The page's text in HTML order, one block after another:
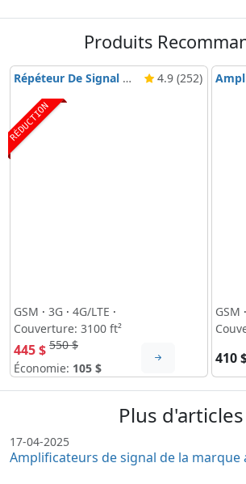
Produits
Répéteur De Signal Nikrans BD-3000 5G & 4G 4.9 (252)
RÉDUCTION
GSM · 3G · 4G/LTE ·
Couverture: 3100 ft²
445 $ 550 $
Économie: 105 $
GSM ·
410
Plus d'articles
17-04-2025
Amplificateurs de signal de la marque